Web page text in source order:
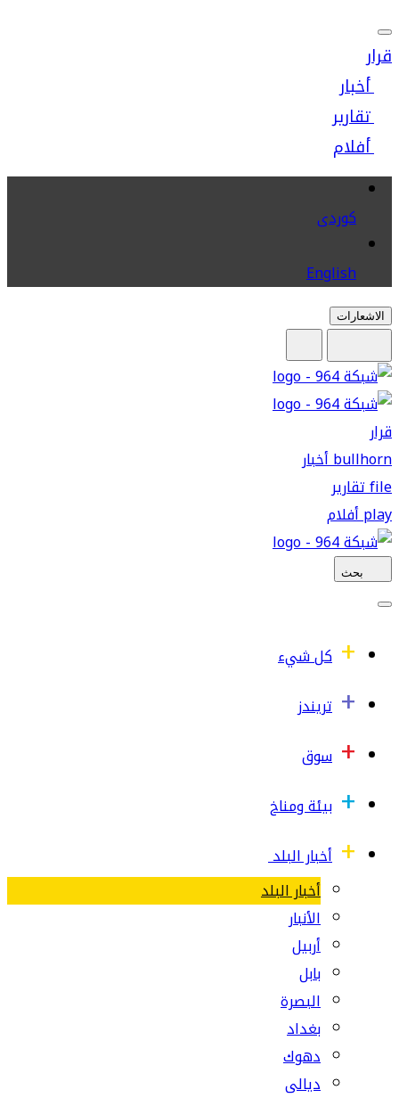
قرار
أخبار
تقارير
أفلام
كوردى
English
الاشعارات
قرار
bullhornأخبار
fileتقارير
playأفلام
بحث
كل شيء
تريندز
سوق
بيئة ومناخ
أخبار البلد
أخبار البلد
الأنبار
أربيل
بابل
البصرة
بغداد
دهوك
ديالى